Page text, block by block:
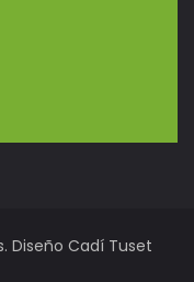
Diseño Cadí Tuset